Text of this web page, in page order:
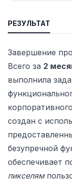
РЕЗУЛЬТАТ
Завершение
Всего за 2
выполнила
создан с
безупречной
обеспечивает
пикселям